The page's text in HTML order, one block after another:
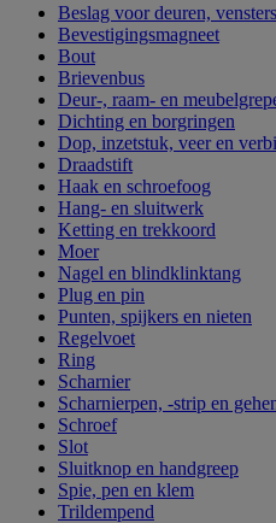
Beslag voor deuren,
Bevestigingsmagneet
Bout
Brievenbus
Deur-, raam- en
Dichting en borgringen
Dop, inzetstuk, veer en
Draadstift
Haak en schroefoog
Hang- en sluitwerk
Ketting en trekkoord
Moer
Nagel en blindklinktang
Plug en pin
Punten, spijkers en nieten
Regelvoet
Ring
Scharnier
Scharnierpen, -strip en
Schroef
Slot
Sluitknop en handgreep
Spie, pen en klem
Trildempend